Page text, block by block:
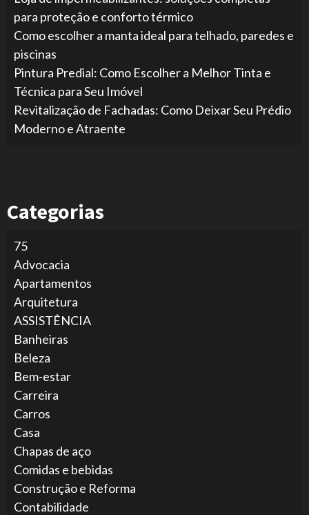
para proteção e conforto térmico
Como escolher a manta ideal para telhado, paredes e
piscinas
Pintura Predial: Como Escolher a Melhor Tinta e
Técnica para Seu Imóvel
Revitalização de Fachadas: Como Deixar Seu Prédio
Moderno e Atraente
Categorias
75
Advocacia
Apartamentos
Arquitetura
ASSISTÊNCIA
Banheiras
Beleza
Bem-estar
Carreira
Carros
Casa
Chapas de aço
Comidas e bebidas
Construção e Reforma
Contabilidade